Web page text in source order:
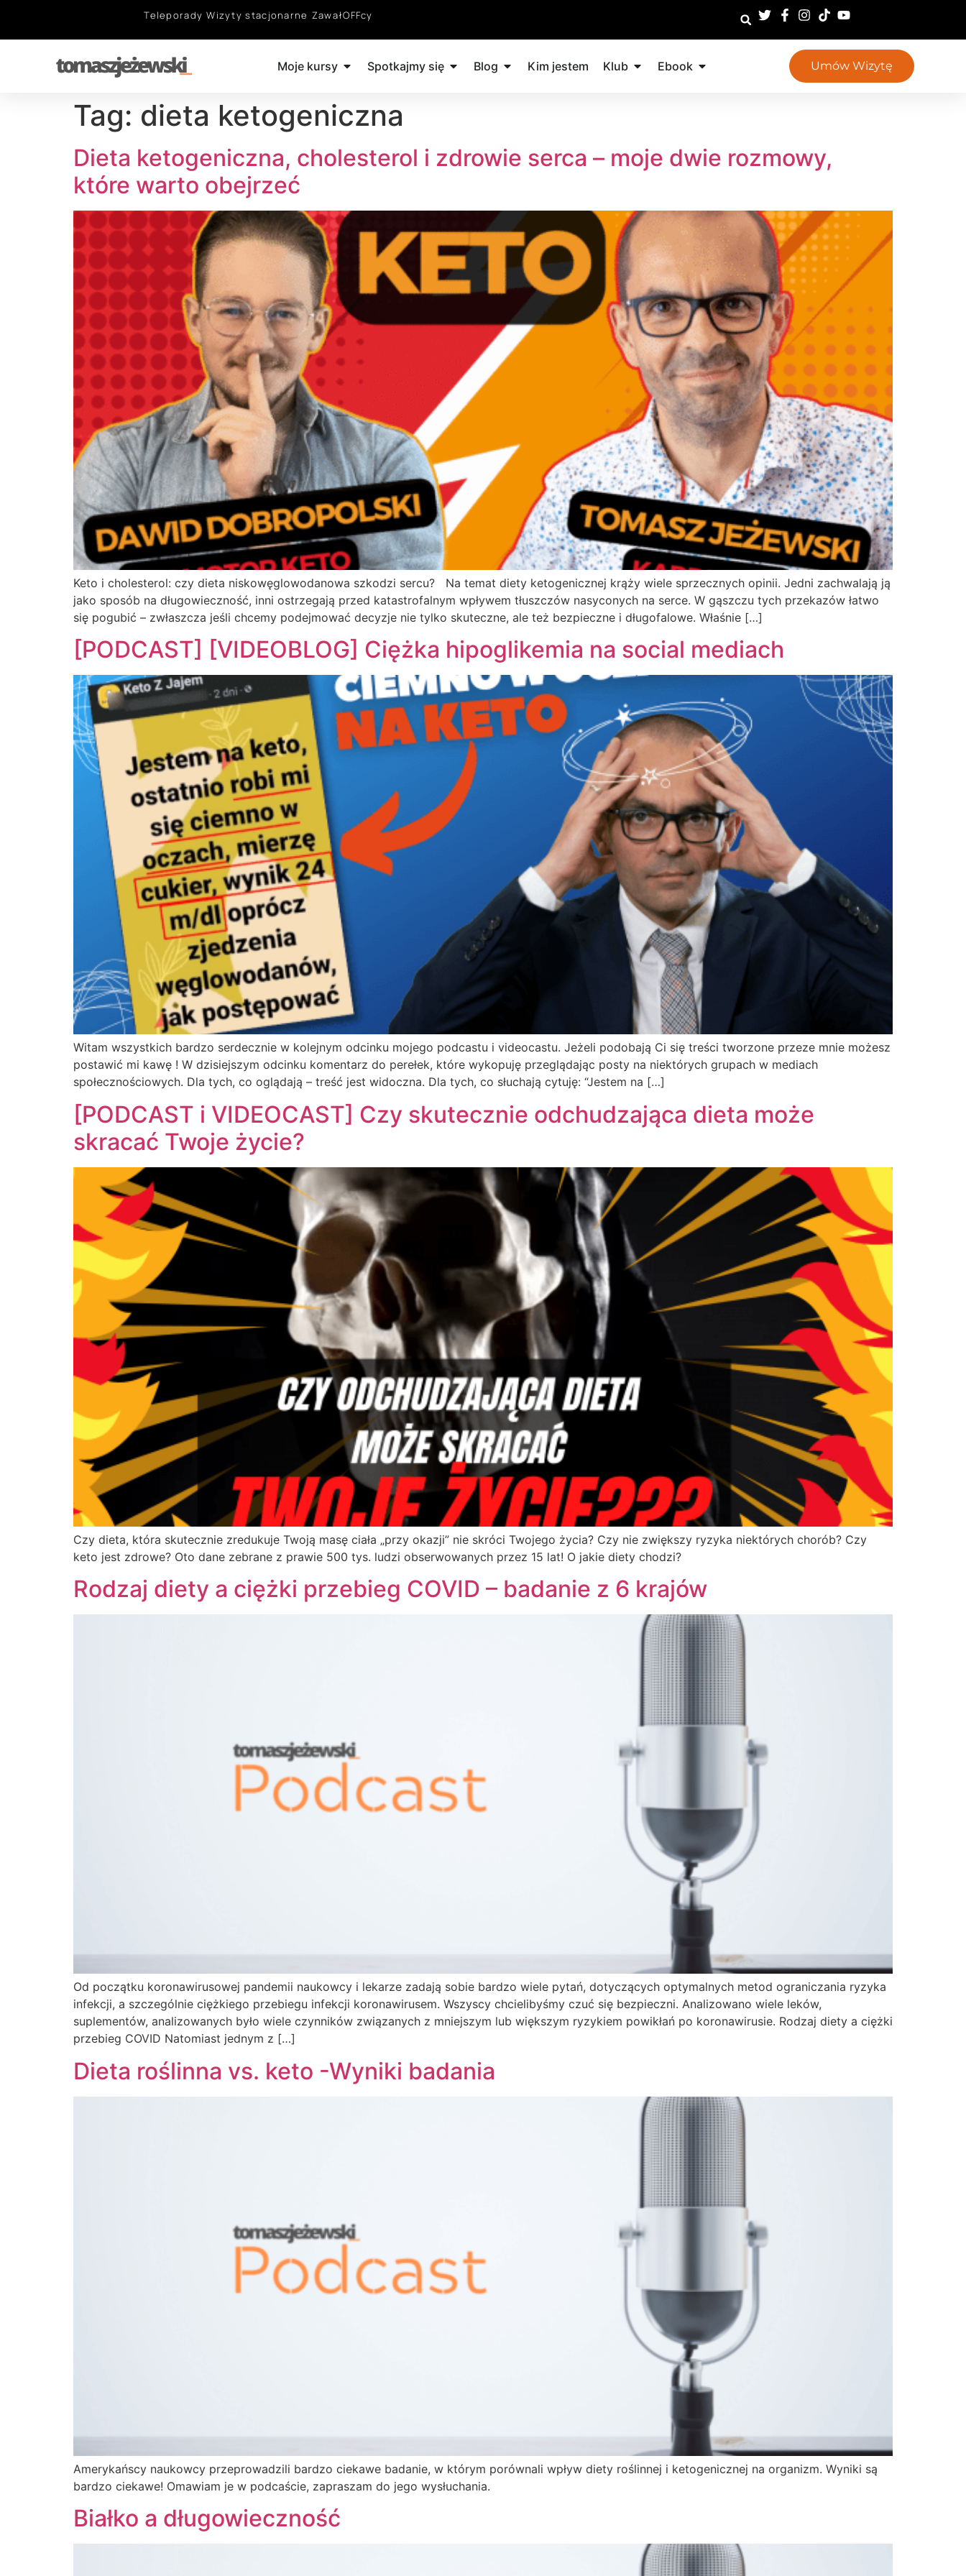
Teleporady Wizyty stacjonarne ZawałOFFcy
Moje kursy Spotkajmy się Blog Kim jestem Klub Ebook Umów Wizytę
Tag: dieta ketogeniczna
Dieta ketogeniczna, cholesterol i zdrowie serca – moje dwie rozmowy,
które warto obejrzeć
Keto i cholesterol: czy dieta niskowęglowodanowa szkodzi sercu? Na temat diety ketogenicznej krąży wiele sprzecznych opinii. Jedni zachwalają ją
jako sposób na długowieczność, inni ostrzegają przed katastrofalnym wpływem tłuszczów nasyconych na serce. W gąszczu tych przekazów łatwo
się pogubić – zwłaszcza jeśli chcemy podejmować decyzje nie tylko skuteczne, ale też bezpieczne i długofalowe. Właśnie […]
[PODCAST] [VIDEOBLOG] Ciężka hipoglikemia na social mediach
Witam wszystkich bardzo serdecznie w kolejnym odcinku mojego podcastu i videocastu. Jeżeli podobają Ci się treści tworzone przeze mnie możesz
postawić mi kawę ! W dzisiejszym odcinku komentarz do perełek, które wykopuję przeglądając posty na niektórych grupach w mediach
społecznościowych. Dla tych, co oglądają – treść jest widoczna. Dla tych, co słuchają cytuję: “Jestem na […]
[PODCAST i VIDEOCAST] Czy skutecznie odchudzająca dieta może
skracać Twoje życie?
Czy dieta, która skutecznie zredukuje Twoją masę ciała „przy okazji” nie skróci Twojego życia? Czy nie zwiększy ryzyka niektórych chorób? Czy
keto jest zdrowe? Oto dane zebrane z prawie 500 tys. ludzi obserwowanych przez 15 lat! O jakie diety chodzi?
Rodzaj diety a ciężki przebieg COVID – badanie z 6 krajów
Od początku koronawirusowej pandemii naukowcy i lekarze zadają sobie bardzo wiele pytań, dotyczących optymalnych metod ograniczania ryzyka
infekcji, a szczególnie ciężkiego przebiegu infekcji koronawirusem. Wszyscy chcielibyśmy czuć się bezpieczni. Analizowano wiele leków,
suplementów, analizowanych było wiele czynników związanych z mniejszym lub większym ryzykiem powikłań po koronawirusie. Rodzaj diety a ciężki
przebieg COVID Natomiast jednym z […]
Dieta roślinna vs. keto -Wyniki badania
Amerykańscy naukowcy przeprowadzili bardzo ciekawe badanie, w którym porównali wpływ diety roślinnej i ketogenicznej na organizm. Wyniki są
bardzo ciekawe! Omawiam je w podcaście, zapraszam do jego wysłuchania.
Białko a długowieczność